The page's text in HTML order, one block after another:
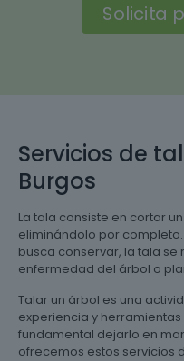
Solicita
Servicios de
Burgos
La tala consiste en cortar
eliminándolo por
busca conservar, la tala
enfermedad del árbol o
Talar un árbol es una
experiencia y
fundamental dejarlo en
ofrecemos estos servicios